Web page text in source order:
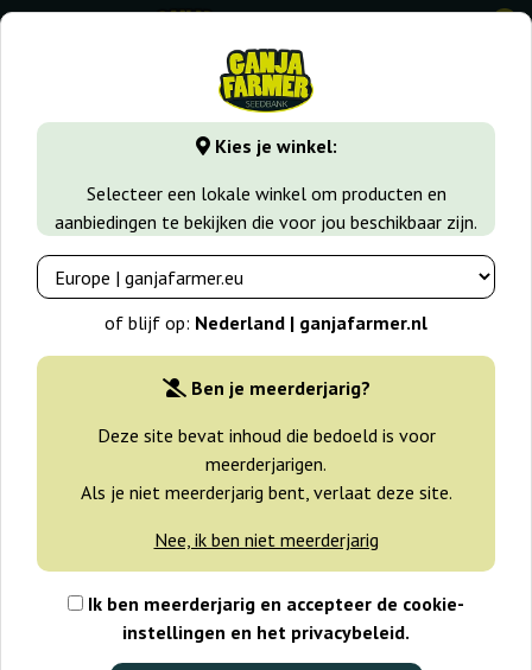
Kies je winkel:
Selecteer een lokale winkel om producten en
aanbiedingen te bekijken die voor jou beschikbaar zijn.
of blijf op: Nederland | ganjafarmer.nl
Ben je meerderjarig?
Deze site bevat inhoud die bedoeld is voor
meerderjarigen.
Als je niet meerderjarig bent, verlaat deze site.
Nee, ik ben niet meerderjarig
Ik ben meerderjarig en accepteer de cookie-
instellingen en het privacybeleid.
0
GanjaFarmer.nl Zaadsoorten Sativa zaden 1024